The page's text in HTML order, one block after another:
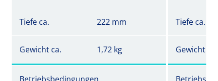
Tiefe ca. 222 mm Tiefe ca.
Gewicht ca. 1,72 kg Gewicht ca.